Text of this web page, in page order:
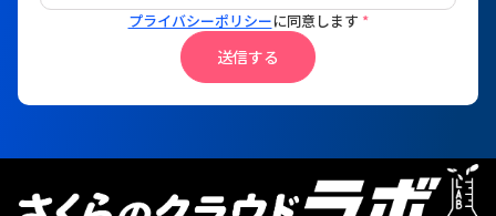
プライバシーポリシーに同意します *
送信する